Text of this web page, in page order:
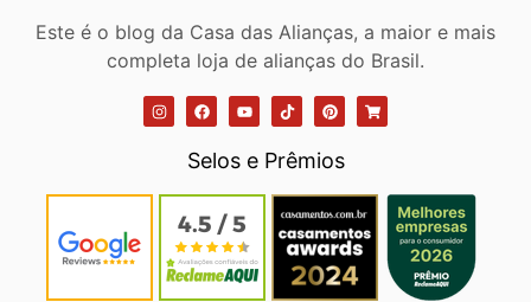
Este é o blog da Casa das Alianças, a maior e mais
completa loja de alianças do Brasil.
Selos e Prêmios